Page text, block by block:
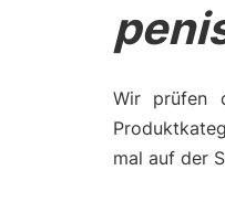
Wir prüfen
mal auf der